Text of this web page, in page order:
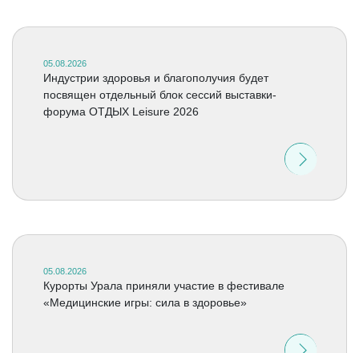
05.08.2026
Индустрии здоровья и благополучия будет
посвящен отдельный блок сессий выставки-
форума ОТДЫХ Leisure 2026
05.08.2026
Курорты Урала приняли участие в фестивале
«Медицинские игры: сила в здоровье»